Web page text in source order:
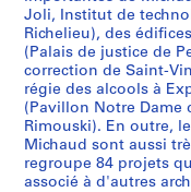
8
1
,
s
u
r
t
o
Joli, Institut de
Richelieu), des
(Palais de justice de
correction de Saint-
régie des alcools à
(Pavillon Notre Dame
Rimouski). En outre,
Michaud sont aussi
regroupe 84 projets
associé à d'autres